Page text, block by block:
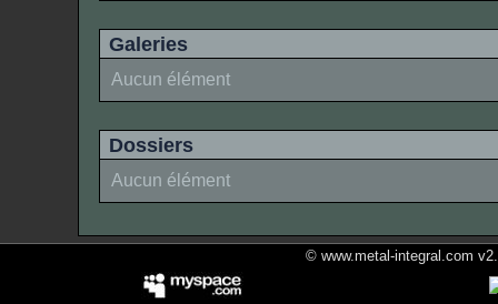
Galeries
Aucun élément
Dossiers
Aucun élément
© www.metal-integral.com